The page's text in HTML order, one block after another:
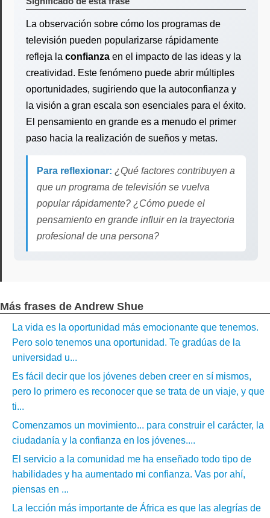
La observación sobre cómo los programas de
televisión pueden popularizarse rápidamente
refleja la confianza en el impacto de las ideas y la
creatividad. Este fenómeno puede abrir múltiples
oportunidades, sugiriendo que la autoconfianza y
la visión a gran escala son esenciales para el éxito.
El pensamiento en grande es a menudo el primer
paso hacia la realización de sueños y metas.
Para reflexionar: ¿Qué factores contribuyen a
que un programa de televisión se vuelva
popular rápidamente? ¿Cómo puede el
pensamiento en grande influir en la trayectoria
profesional de una persona?
Más frases de Andrew Shue
La vida es la oportunidad más emocionante que tenemos.
Pero solo tenemos una oportunidad. Te gradúas de la
universidad u...
Es fácil decir que los jóvenes deben creer en sí mismos,
pero lo primero es reconocer que se trata de un viaje, y que
ti...
Comenzamos un movimiento... para construir el carácter, la
ciudadanía y la confianza en los jóvenes....
El servicio a la comunidad me ha enseñado todo tipo de
habilidades y ha aumentado mi confianza. Vas por ahí,
piensas en ...
La lección más importante de África es que las alegrías de